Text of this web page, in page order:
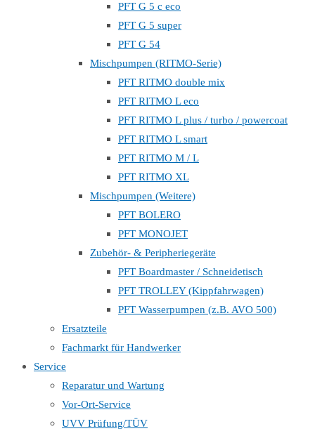
PFT G 5 c eco
PFT G 5 super
PFT G 54
Mischpumpen (RITMO-Serie)
PFT RITMO double mix
PFT RITMO L eco
PFT RITMO L plus / turbo / powercoat
PFT RITMO L smart
PFT RITMO M / L
PFT RITMO XL
Mischpumpen (Weitere)
PFT BOLERO
PFT MONOJET
Zubehör- & Peripheriegeräte
PFT Boardmaster / Schneidetisch
PFT TROLLEY (Kippfahrwagen)
PFT Wasserpumpen (z.B. AVO 500)
Ersatzteile
Fachmarkt für Handwerker
Service
Reparatur und Wartung
Vor-Ort-Service
UVV Prüfung/TÜV